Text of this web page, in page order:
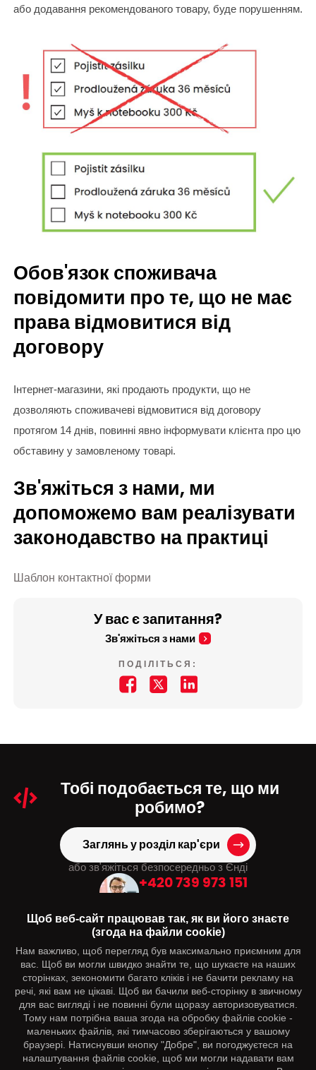
або додавання рекомендованого товару, буде порушенням.
Обов'язок споживача
повідомити про те, що не має
права відмовитися від
договору
Інтернет-магазини, які продають продукти, що не
дозволяють споживачеві відмовитися від договору
протягом 14 днів, повинні явно інформувати клієнта про цю
обставину у замовленому товарі.
Зв'яжіться з нами, ми
допоможемо вам реалізувати
законодавство на практиці
Шаблон контактної форми
У вас є запитання?
Зв'яжіться з нами
ПОДІЛІТЬСЯ:
Тобі подобається те, що ми
робимо?
Заглянь у розділ кар'єри
або зв'яжіться безпосередньо з Єнді
+420 739 973 151
Вас може зацікавити
Контакти
Слідкуйте за нами
Щоб веб-сайт працював так, як ви його знаєте
(згода на файли cookie)
Нам важливо, щоб перегляд був максимально приємним для
вас. Щоб ви могли швидко знайти те, що шукаєте на наших
сторінках, зекономити багато кліків і не бачити рекламу на
речі, які вам не цікаві. Щоб ви бачили веб-сторінку в звичному
для вас вигляді і не повинні були щоразу авторизовуватися.
Тому нам потрібна ваша згода на обробку файлів cookie -
маленьких файлів, які тимчасово зберігаються у вашому
браузері. Натиснувши кнопку "Добре", ви погоджуєтеся на
налаштування файлів cookie, щоб ми могли надавати вам